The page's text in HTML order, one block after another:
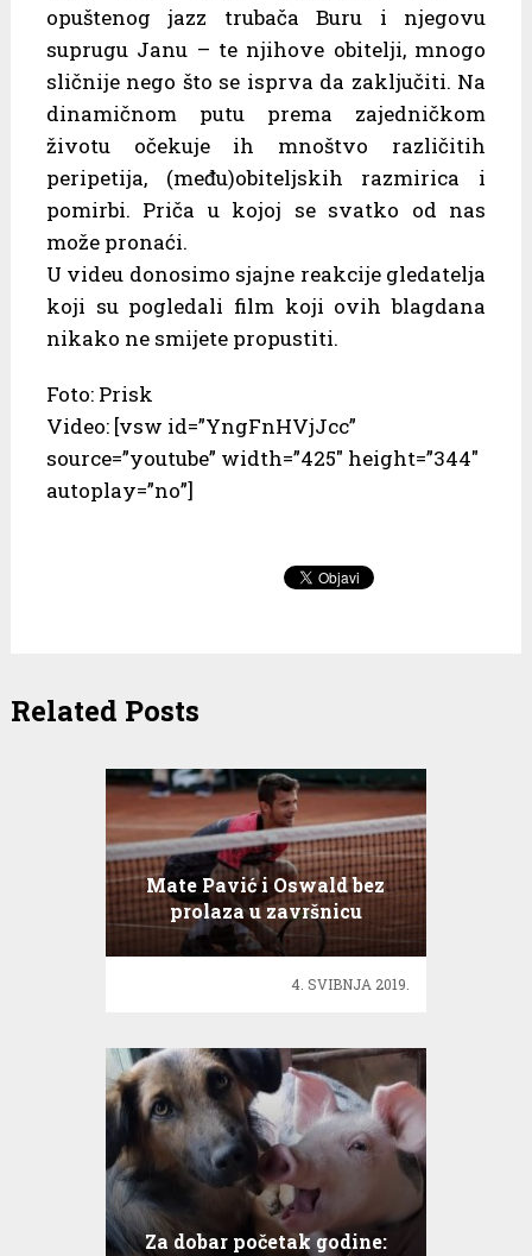
opuštenog jazz trubača Buru i njegovu
suprugu Janu – te njihove obitelji, mnogo
sličnije nego što se isprva da zaključiti. Na
dinamičnom putu prema zajedničkom
životu očekuje ih mnoštvo različitih
peripetija, (među)obiteljskih razmirica i
pomirbi. Priča u kojoj se svatko od nas
može pronaći.
U videu donosimo sjajne reakcije gledatelja
koji su pogledali film koji ovih blagdana
nikako ne smijete propustiti.
Foto: Prisk
Video: [vsw id=”YngFnHVjJcc”
source=”youtube” width=”425″ height=”344″
autoplay=”no”]
Related Posts
Mate Pavić i Oswald bez
prolaza u završnicu
Munchena
4. SVIBNJA 2019.
Za dobar početak godine: